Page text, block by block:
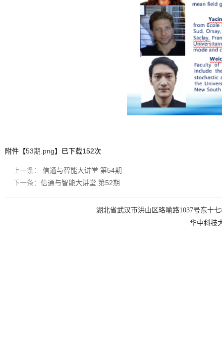
附件【53期.png】已下载152次
上一条：
信通与智能大讲堂 第54期
下一条： 信通与智能大讲堂 第52期
湖北省武汉市洪山区珞喻路1037号东十
华中科技